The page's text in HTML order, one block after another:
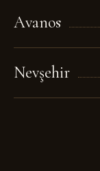
Avanos
Nevşehir